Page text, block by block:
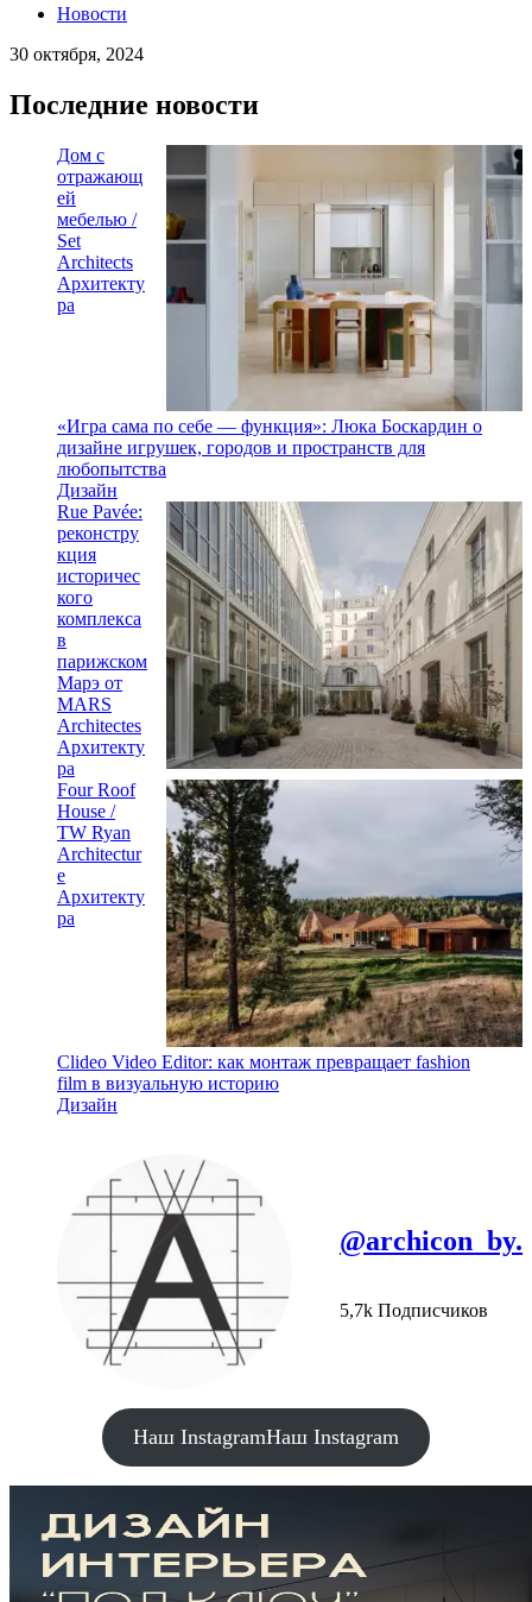
Новости
30 октября, 2024
Последние новости
Дом с
отражающ
ей
мебелью /
Set
Architects
Архитекту
ра
«Игра сама по себе — функция»: Люка Боскардин о
дизайне игрушек, городов и пространств для
любопытства
Дизайн
Rue Pavée:
реконстру
кция
историчес
кого
комплекса
в
парижском
Марэ от
MARS
Architectes
Архитекту
ра
Four Roof
House /
TW Ryan
Architectur
e
Архитекту
ра
Clideo Video Editor: как монтаж превращает fashion
film в визуальную историю
Дизайн
@archicon_by.
5,7k Подписчиков
Наш InstagramНаш Instagram